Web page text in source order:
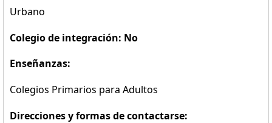
Urbano
Colegio de integración: No
Enseñanzas:
Colegios Primarios para Adultos
Direcciones y formas de contactarse: